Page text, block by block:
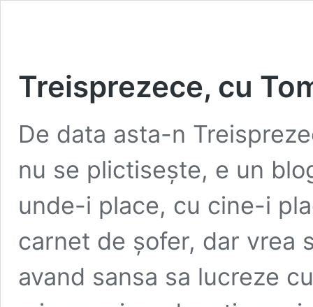
Treisprezece, cu
De data asta-n
nu se plictisește, e un
unde-i place, cu cine-i
carnet de șofer, dar vrea
avand sansa sa lucreze